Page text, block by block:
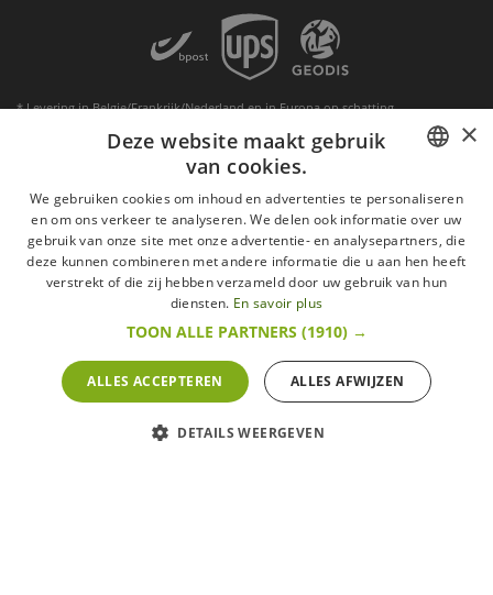
* Levering in Belgie/Frankrijk/Nederland en in Europa op schatting
Aanmelden nieuwsbrief
FRENCH
ENGLISH
×
Deze website maakt gebruik
van cookies.
We gebruiken cookies om inhoud en advertenties te personaliseren
en om ons verkeer te analyseren. We delen ook informatie over uw
gebruik van onze site met onze advertentie- en analysepartners, die
deze kunnen combineren met andere informatie die u aan hen heeft
verstrekt of die zij hebben verzameld door uw gebruik van hun
diensten. En savoir plus
TOON ALLE PARTNERS (1910) →
ALLES ACCEPTEREN ALLES AFWIJZEN
DETAILS WEERGEVEN